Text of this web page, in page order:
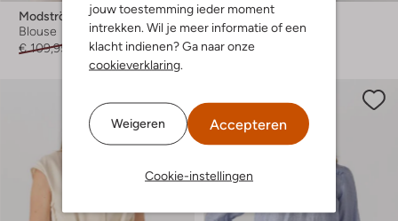
jouw toestemming ieder moment
intrekken. Wil je meer informatie of een
klacht indienen? Ga naar onze
cookieverklaring
Weigeren Accepteren
Cookie-instellingen
Modström
Blouse
€ 109,95
€ 43,99
Another Label
Wide jeans
€ 149,99